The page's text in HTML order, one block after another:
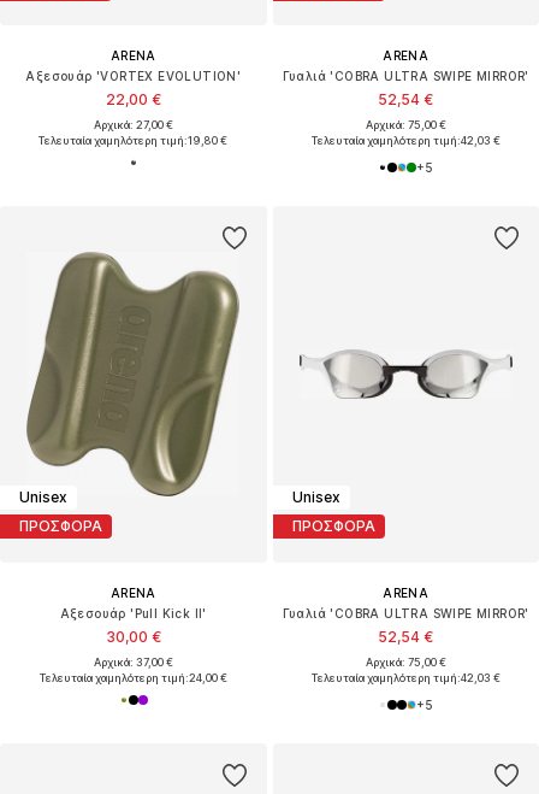
ARENA
Αξεσουάρ 'VORTEX EVOLUTION'
22,00 €
Αρχικά: 27,00 €
Τελευταία χαμηλότερη τιμή:19,80 €
ARENA
Γυαλιά 'COBRA ULTRA SWIPE MIRROR'
52,54 €
Αρχικά: 75,00 €
Τελευταία χαμηλότερη τιμή:42,03 €
+5
Unisex
ΠΡΟΣΦΟΡΑ
ARENA
Αξεσουάρ 'Pull Kick II'
30,00 €
Αρχικά: 37,00 €
Τελευταία χαμηλότερη τιμή:24,00 €
Unisex
ΠΡΟΣΦΟΡΑ
ARENA
Γυαλιά 'COBRA ULTRA SWIPE MIRROR'
52,54 €
Αρχικά: 75,00 €
Τελευταία χαμηλότερη τιμή:42,03 €
+5